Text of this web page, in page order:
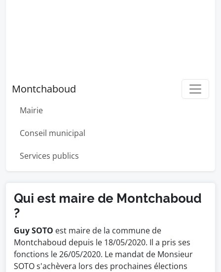
Montchaboud
Mairie
Conseil municipal
Services publics
Qui est maire de Montchaboud
?
Guy SOTO est maire de la commune de
Montchaboud depuis le 18/05/2020. Il a pris ses
fonctions le 26/05/2020. Le mandat de Monsieur
SOTO s'achèvera lors des prochaines élections